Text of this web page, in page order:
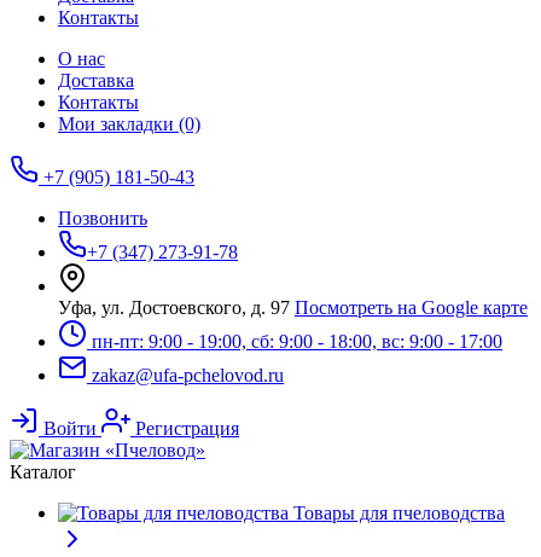
Контакты
О нас
Доставка
Контакты
Мои закладки (0)
+7 (905) 181-50-43
Позвонить
+7 (347) 273-91-78
Уфа, ул. Достоевского, д. 97 Посмотреть на Google карте
пн-пт: 9:00 - 19:00, сб: 9:00 - 18:00, вс: 9:00 - 17:00
zakaz@ufa-pchelovod.ru
Войти Регистрация
Каталог
Товары для пчеловодства